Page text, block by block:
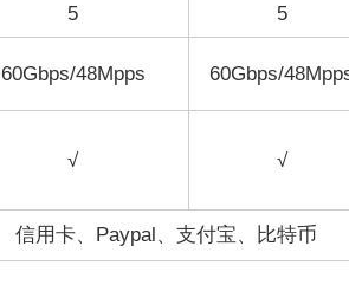
5 5
60Gbps/48Mpps 60Gbps/
√ √
信用卡、Paypal、支付宝、比特币